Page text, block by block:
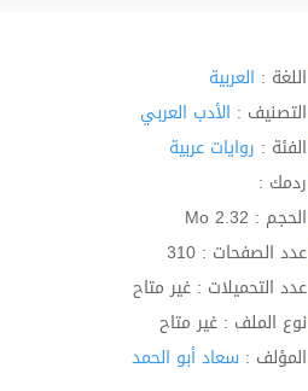
اللغة : العربية
اﻟﺘﺼﻨﻴﻒ : الأدب العربي
الفئة : روايات عربية
ردمك :
الحجم : 2.32 Mo
عدد الصفحات : 310
عدد التحميلات : غير متاح
نوع الملف : غير متاح
المؤلف : سعاد أبو الحمد